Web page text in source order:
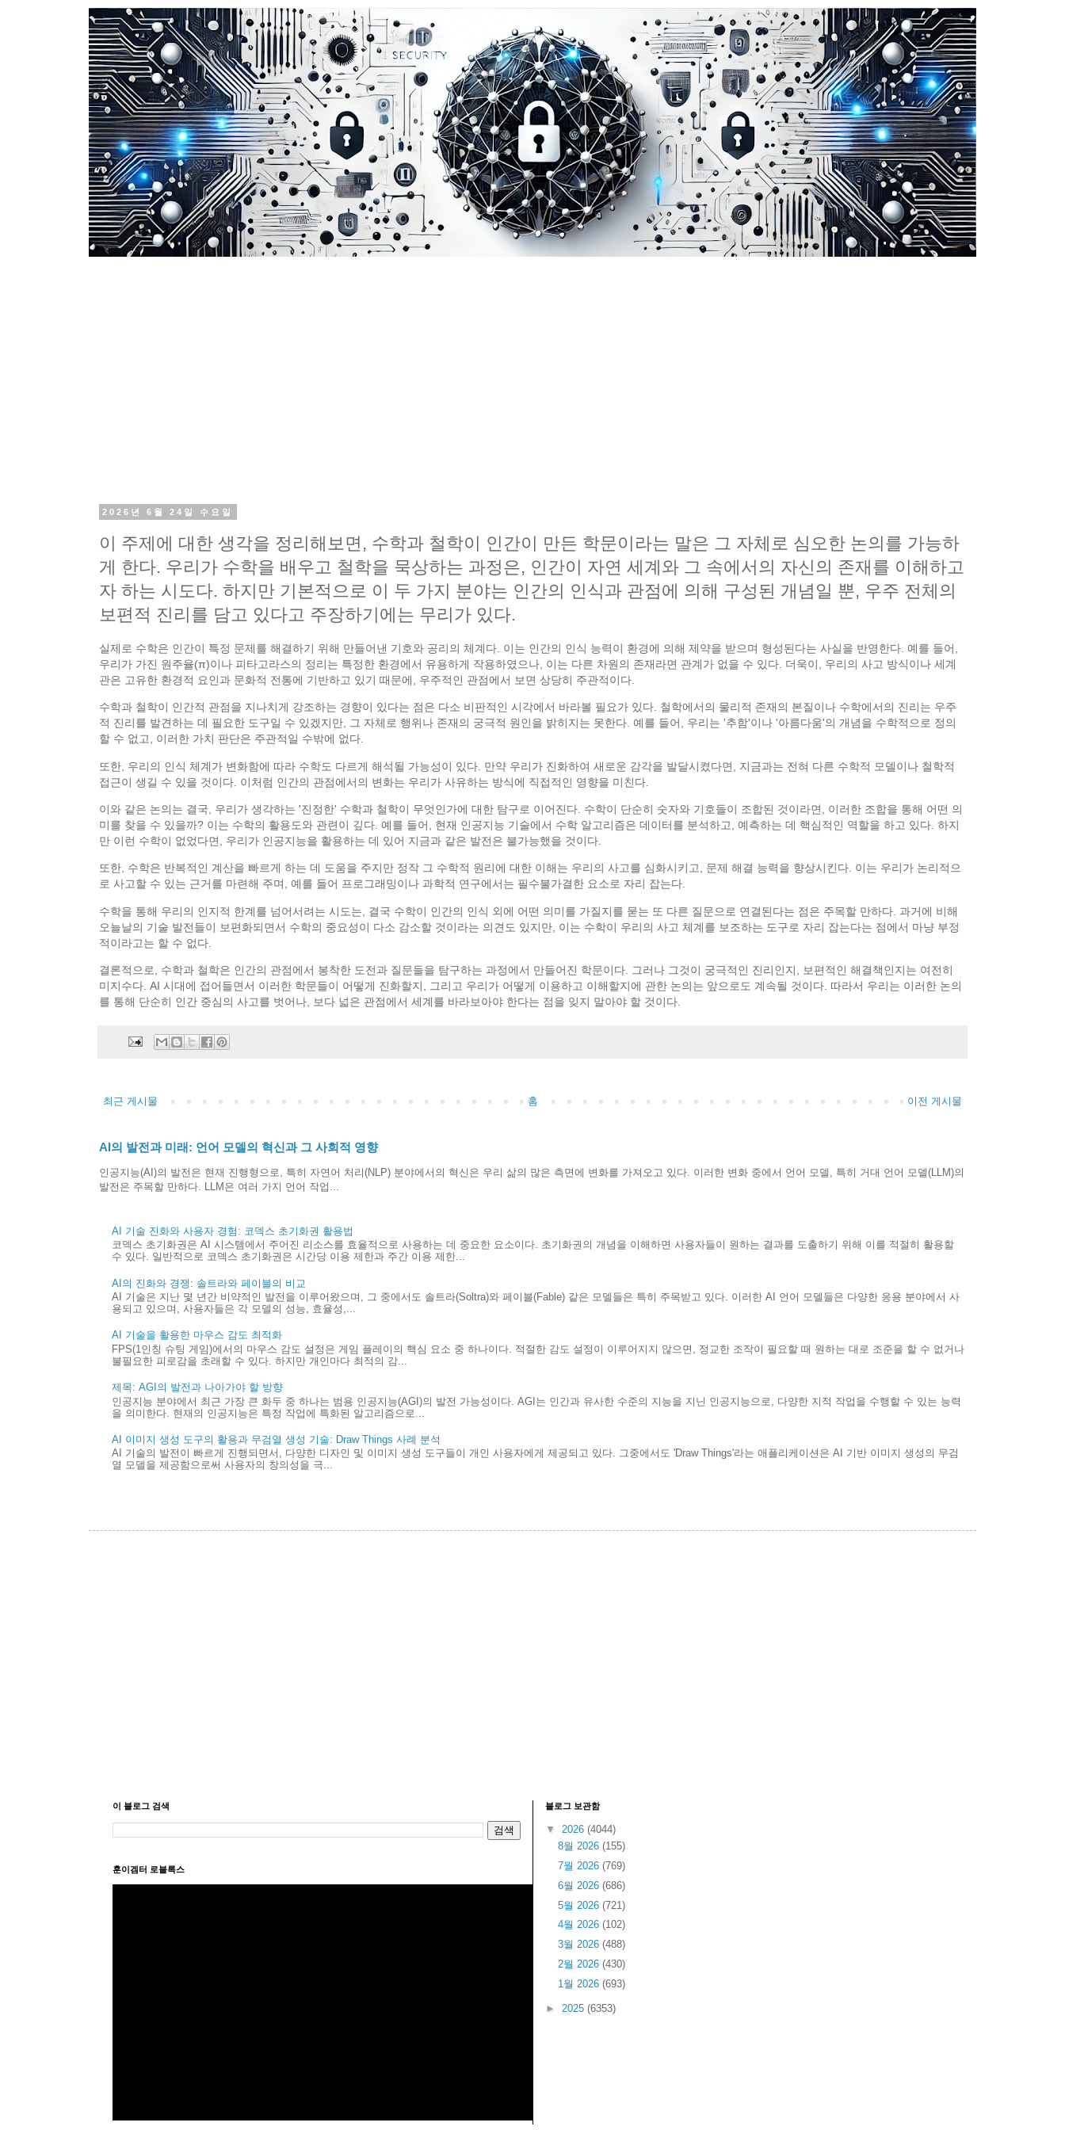
2026년 6월 24일 수요일
이 주제에 대한 생각을 정리해보면, 수학과 철학이 인간이 만든 학문이라는 말은 그 자체로 심오한 논의를 가능하
게 한다. 우리가 수학을 배우고 철학을 묵상하는 과정은, 인간이 자연 세계와 그 속에서의 자신의 존재를 이해하고
자 하는 시도다. 하지만 기본적으로 이 두 가지 분야는 인간의 인식과 관점에 의해 구성된 개념일 뿐, 우주 전체의
보편적 진리를 담고 있다고 주장하기에는 무리가 있다.
실제로 수학은 인간이 특정 문제를 해결하기 위해 만들어낸 기호와 공리의 체계다. 이는 인간의 인식 능력이 환경에 의해 제약을 받으며 형성된다는 사실을 반영한다. 예를 들어,
우리가 가진 원주율(π)이나 피타고라스의 정리는 특정한 환경에서 유용하게 작용하였으나, 이는 다른 차원의 존재라면 관계가 없을 수 있다. 더욱이, 우리의 사고 방식이나 세계
관은 고유한 환경적 요인과 문화적 전통에 기반하고 있기 때문에, 우주적인 관점에서 보면 상당히 주관적이다.
수학과 철학이 인간적 관점을 지나치게 강조하는 경향이 있다는 점은 다소 비판적인 시각에서 바라볼 필요가 있다. 철학에서의 물리적 존재의 본질이나 수학에서의 진리는 우주
적 진리를 발견하는 데 필요한 도구일 수 있겠지만, 그 자체로 행위나 존재의 궁극적 원인을 밝히지는 못한다. 예를 들어, 우리는 '추함'이나 '아름다움'의 개념을 수학적으로 정의
할 수 없고, 이러한 가치 판단은 주관적일 수밖에 없다.
또한, 우리의 인식 체계가 변화함에 따라 수학도 다르게 해석될 가능성이 있다. 만약 우리가 진화하여 새로운 감각을 발달시켰다면, 지금과는 전혀 다른 수학적 모델이나 철학적
접근이 생길 수 있을 것이다. 이처럼 인간의 관점에서의 변화는 우리가 사유하는 방식에 직접적인 영향을 미친다.
이와 같은 논의는 결국, 우리가 생각하는 '진정한' 수학과 철학이 무엇인가에 대한 탐구로 이어진다. 수학이 단순히 숫자와 기호들이 조합된 것이라면, 이러한 조합을 통해 어떤 의
미를 찾을 수 있을까? 이는 수학의 활용도와 관련이 깊다. 예를 들어, 현재 인공지능 기술에서 수학 알고리즘은 데이터를 분석하고, 예측하는 데 핵심적인 역할을 하고 있다. 하지
만 이런 수학이 없었다면, 우리가 인공지능을 활용하는 데 있어 지금과 같은 발전은 불가능했을 것이다.
또한, 수학은 반복적인 계산을 빠르게 하는 데 도움을 주지만 정작 그 수학적 원리에 대한 이해는 우리의 사고를 심화시키고, 문제 해결 능력을 향상시킨다. 이는 우리가 논리적으
로 사고할 수 있는 근거를 마련해 주며, 예를 들어 프로그래밍이나 과학적 연구에서는 필수불가결한 요소로 자리 잡는다.
수학을 통해 우리의 인지적 한계를 넘어서려는 시도는, 결국 수학이 인간의 인식 외에 어떤 의미를 가질지를 묻는 또 다른 질문으로 연결된다는 점은 주목할 만하다. 과거에 비해
오늘날의 기술 발전들이 보편화되면서 수학의 중요성이 다소 감소할 것이라는 의견도 있지만, 이는 수학이 우리의 사고 체계를 보조하는 도구로 자리 잡는다는 점에서 마냥 부정
적이라고는 할 수 없다.
결론적으로, 수학과 철학은 인간의 관점에서 봉착한 도전과 질문들을 탐구하는 과정에서 만들어진 학문이다. 그러나 그것이 궁극적인 진리인지, 보편적인 해결책인지는 여전히
미지수다. AI 시대에 접어들면서 이러한 학문들이 어떻게 진화할지, 그리고 우리가 어떻게 이용하고 이해할지에 관한 논의는 앞으로도 계속될 것이다. 따라서 우리는 이러한 논의
를 통해 단순히 인간 중심의 사고를 벗어나, 보다 넓은 관점에서 세계를 바라보아야 한다는 점을 잊지 말아야 할 것이다.
최근 게시물 이전 게시물
홈
AI의 발전과 미래: 언어 모델의 혁신과 그 사회적 영향
인공지능(AI)의 발전은 현재 진행형으로, 특히 자연어 처리(NLP) 분야에서의 혁신은 우리 삶의 많은 측면에 변화를 가져오고 있다. 이러한 변화 중에서 언어 모델, 특히 거대 언어 모델(LLM)의
발전은 주목할 만하다. LLM은 여러 가지 언어 작업...
AI 기술 진화와 사용자 경험: 코덱스 초기화권 활용법
코덱스 초기화권은 AI 시스템에서 주어진 리소스를 효율적으로 사용하는 데 중요한 요소이다. 초기화권의 개념을 이해하면 사용자들이 원하는 결과를 도출하기 위해 이를 적절히 활용할
수 있다. 일반적으로 코덱스 초기화권은 시간당 이용 제한과 주간 이용 제한...
AI의 진화와 경쟁: 솔트라와 페이블의 비교
AI 기술은 지난 몇 년간 비약적인 발전을 이루어왔으며, 그 중에서도 솔트라(Soltra)와 페이블(Fable) 같은 모델들은 특히 주목받고 있다. 이러한 AI 언어 모델들은 다양한 응용 분야에서 사
용되고 있으며, 사용자들은 각 모델의 성능, 효율성,...
AI 기술을 활용한 마우스 감도 최적화
FPS(1인칭 슈팅 게임)에서의 마우스 감도 설정은 게임 플레이의 핵심 요소 중 하나이다. 적절한 감도 설정이 이루어지지 않으면, 정교한 조작이 필요할 때 원하는 대로 조준을 할 수 없거나
불필요한 피로감을 초래할 수 있다. 하지만 개인마다 최적의 감...
제목: AGI의 발전과 나아가야 할 방향
인공지능 분야에서 최근 가장 큰 화두 중 하나는 범용 인공지능(AGI)의 발전 가능성이다. AGI는 인간과 유사한 수준의 지능을 지닌 인공지능으로, 다양한 지적 작업을 수행할 수 있는 능력
을 의미한다. 현재의 인공지능은 특정 작업에 특화된 알고리즘으로...
AI 이미지 생성 도구의 활용과 무검열 생성 기술: Draw Things 사례 분석
AI 기술의 발전이 빠르게 진행되면서, 다양한 디자인 및 이미지 생성 도구들이 개인 사용자에게 제공되고 있다. 그중에서도 'Draw Things'라는 애플리케이션은 AI 기반 이미지 생성의 무검
열 모델을 제공함으로써 사용자의 창의성을 극...
이 블로그 검색
훈이겜터 로블록스
블로그 보관함
▼ 2026 (4044)
8월 2026 (155)
7월 2026 (769)
6월 2026 (686)
5월 2026 (721)
4월 2026 (102)
3월 2026 (488)
2월 2026 (430)
1월 2026 (693)
► 2025 (6353)